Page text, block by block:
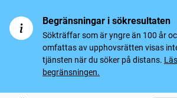
Begränsningar i sökresultaten
Sökträffar som är yngre än 100 år
omfattas av upphovsrätten visas
tjänsten när du söker på distans.
begränsningen.